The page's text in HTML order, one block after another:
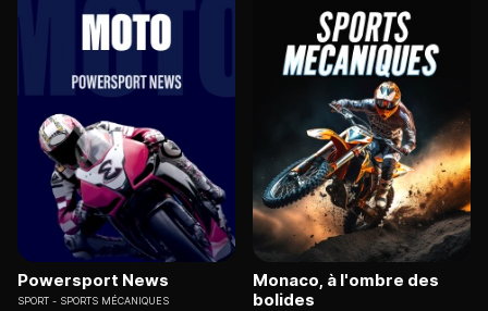
Powersport News
SPORT SPORTS MÉCANIQUES
Monaco, à l'ombre des
bolides